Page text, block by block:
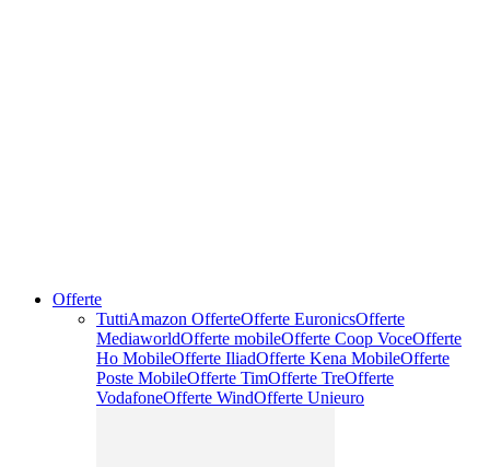
Offerte
TuttiAmazon OfferteOfferte EuronicsOfferte
MediaworldOfferte mobileOfferte Coop VoceOfferte
Ho MobileOfferte IliadOfferte Kena MobileOfferte
Poste MobileOfferte TimOfferte TreOfferte
VodafoneOfferte WindOfferte Unieuro